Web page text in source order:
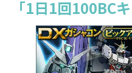
「1日1回100BC